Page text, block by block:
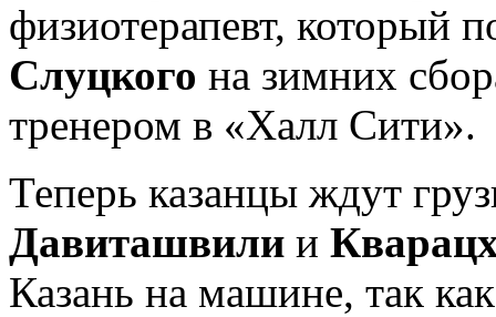
физиотерапевт, который
Слуцкого на зимних
тренером в «Халл Сити».
Теперь казанцы ждут
Давиташвили и
Казань на машине, так